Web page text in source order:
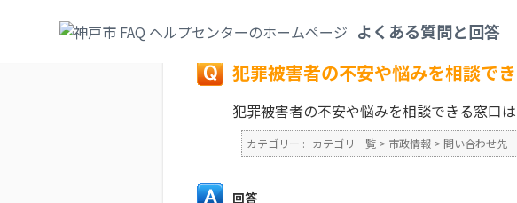
よくある質問と回答
戻る
犯罪被害者の不安や悩みを相談で
犯罪被害者の不安や悩みを相談できる窓口
カテゴリー : カテゴリ一覧 > 市政情報 > 問い合わせ先
回答